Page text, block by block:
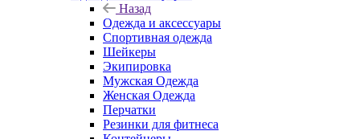
Назад
Одежда и аксессуары
Спортивная одежда
Шейкеры
Экипировка
Мужская Одежда
Женская Одежда
Перчатки
Резинки для фитнеса